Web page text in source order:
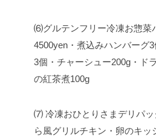
⑹グルテンフリー冷凍お惣菜
4500yen ・煮込みハンバーグ3
3個 ・チャーシュー200g ・ド
の紅茶煮100g
⑺ 冷凍おひとりさまデリパ
ら風グリルチキン・卵のキッ